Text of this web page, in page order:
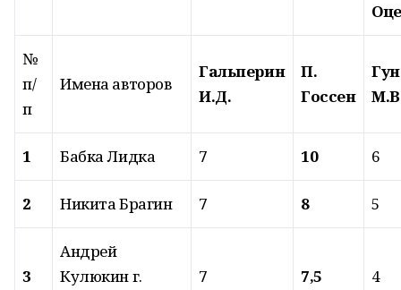
№
п/
п
Имена авторов
Гальперин
И.Д.
П.
Госсен
1 Бабка Лидка 7 10 6
2 Никита Брагин 7 8 5
3
Андрей
Кулюкин г.
7 7,5 4